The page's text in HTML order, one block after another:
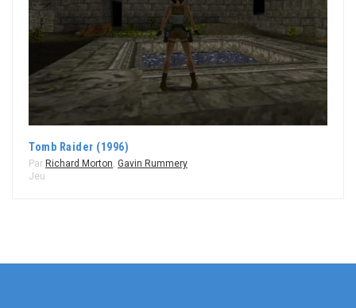
Tomb Raider (1996)
Par Richard Morton, Gavin Rummery
Jeu